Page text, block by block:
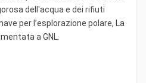
dell'acqua e dei rifiuti
per l’esplorazione polare, La
a GNL.